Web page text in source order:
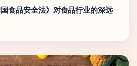
食品安全法》对食品行业的深远